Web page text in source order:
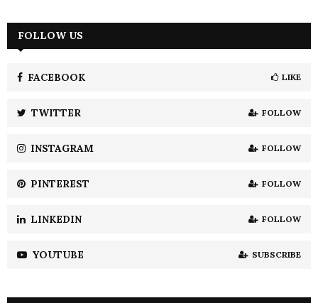
h
H
FOLLOW US
FACEBOOK LIKE
TWITTER FOLLOW
INSTAGRAM FOLLOW
PINTEREST FOLLOW
LINKEDIN FOLLOW
YOUTUBE SUBSCRIBE